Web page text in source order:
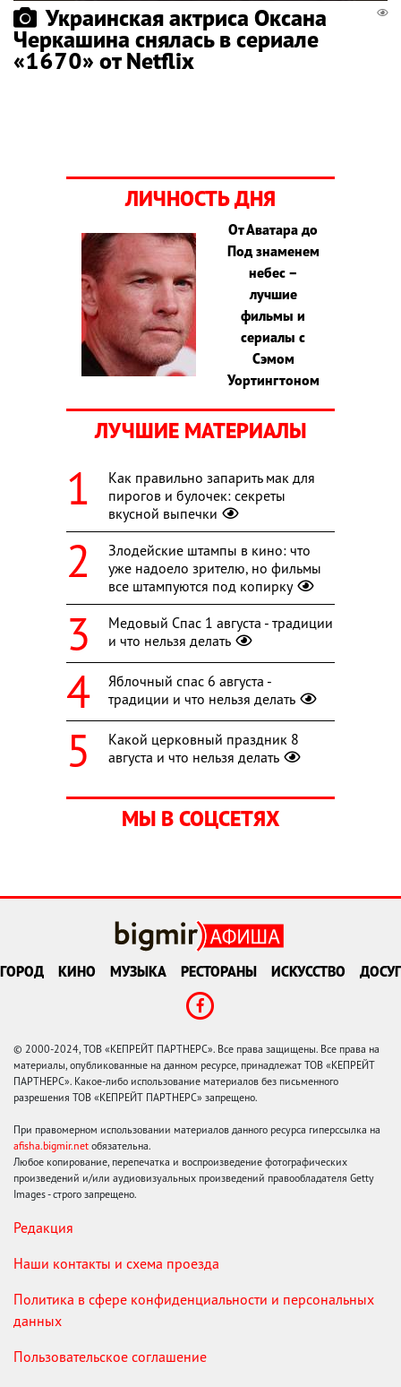
Украинская актриса Оксана
Черкашина снялась в сериале
«1670» от Netflix
ЛИЧНОСТЬ ДНЯ
От Аватара до
Под знаменем
небес –
лучшие
фильмы и
сериалы с
Сэмом
Уортингтоном
ЛУЧШИЕ МАТЕРИАЛЫ
Как правильно запарить мак для
пирогов и булочек: секреты
вкусной выпечки
Злодейские штампы в кино: что
уже надоело зрителю, но фильмы
все штампуются под копирку
Медовый Спас 1 августа - традиции
и что нельзя делать
Яблочный спас 6 августа -
традиции и что нельзя делать
Какой церковный праздник 8
августа и что нельзя делать
МЫ В СОЦСЕТЯХ
ГОРОД КИНО МУЗЫКА РЕСТОРАНЫ ИСКУССТВО ДОСУГ
© 2000-2024, ТОВ «КЕПРЕЙТ ПАРТНЕРС». Все права защищены. Все права на
материалы, опубликованные на данном ресурсе, принадлежат ТОВ «КЕПРЕЙТ
ПАРТНЕРС». Какое-либо использование материалов без письменного
разрешения ТОВ «КЕПРЕЙТ ПАРТНЕРС» запрещено.
При правомерном использовании материалов данного ресурса гиперссылка на
afisha.bigmir.net обязательна.
Любое копирование, перепечатка и воспроизведение фотографических
произведений и/или аудиовизуальных произведений правообладателя Getty
Images - строго запрещено.
Редакция
Наши контакты и схема проезда
Политика в сфере конфиденциальности и персональных
данных
Пользовательское соглашение